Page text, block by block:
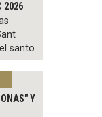
2026
santo
Y